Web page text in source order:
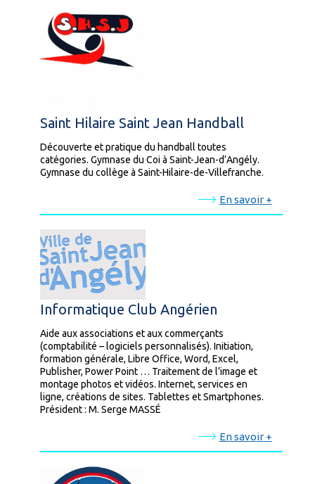
Saint Hilaire Saint Jean Handball
Découverte et pratique du handball toutes
catégories. Gymnase du Coi à Saint-Jean-d’Angély.
Gymnase du collège à Saint-Hilaire-de-Villefranche.
En savoir +
Informatique Club Angérien
Aide aux associations et aux commerçants
(comptabilité – logiciels personnalisés). Initiation,
formation générale, Libre Office, Word, Excel,
Publisher, Power Point … Traitement de l’image et
montage photos et vidéos. Internet, services en
ligne, créations de sites. Tablettes et Smartphones.
Président : M. Serge MASSÉ
En savoir +